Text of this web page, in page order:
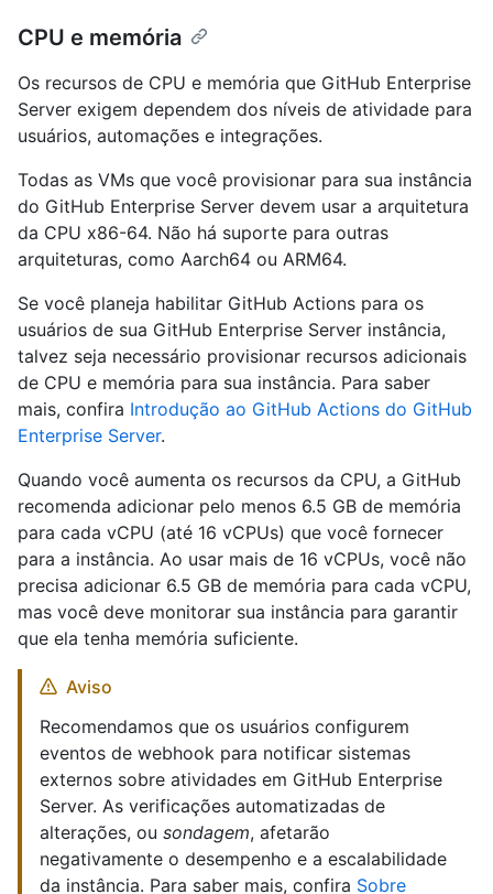
CPU e memória
Os recursos de CPU e memória que GitHub Enterprise
Server exigem dependem dos níveis de atividade para
usuários, automações e integrações.
Todas as VMs que você provisionar para sua instância
do GitHub Enterprise Server devem usar a arquitetura
da CPU x86-64. Não há suporte para outras
arquiteturas, como Aarch64 ou ARM64.
Se você planeja habilitar GitHub Actions para os
usuários de sua GitHub Enterprise Server instância,
talvez seja necessário provisionar recursos adicionais
de CPU e memória para sua instância. Para saber
mais, confira Introdução ao GitHub Actions do GitHub
Enterprise Server.
Quando você aumenta os recursos da CPU, a GitHub
recomenda adicionar pelo menos 6.5 GB de memória
para cada vCPU (até 16 vCPUs) que você fornecer
para a instância. Ao usar mais de 16 vCPUs, você não
precisa adicionar 6.5 GB de memória para cada vCPU,
mas você deve monitorar sua instância para garantir
que ela tenha memória suficiente.
Aviso
Recomendamos que os usuários configurem
eventos de webhook para notificar sistemas
externos sobre atividades em GitHub Enterprise
Server. As verificações automatizadas de
alterações, ou sondagem, afetarão
negativamente o desempenho e a escalabilidade
da instância. Para saber mais, confira Sobre